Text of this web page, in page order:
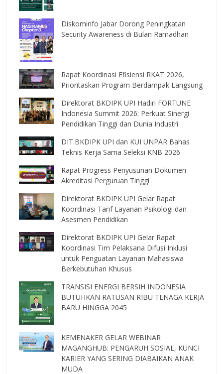
Diskominfo Jabar Dorong Peningkatan
Security Awareness di Bulan Ramadhan
Rapat Koordinasi Efisiensi RKAT 2026,
Prioritaskan Program Berdampak Langsung
Direktorat BKDIPK UPI Hadiri FORTUNE
Indonesia Summit 2026: Perkuat Sinergi
Pendidikan Tinggi dan Dunia Industri
DIT.BKDIPK UPI dan KUI UNPAR Bahas
Teknis Kerja Sama Seleksi KNB 2026
Rapat Progress Penyusunan Dokumen
Akreditasi Perguruan Tinggi
Direktorat BKDIPK UPI Gelar Rapat
Koordinasi Tarif Layanan Psikologi dan
Asesmen Pendidikan
Direktorat BKDIPK UPI Gelar Rapat
Koordinasi Tim Pelaksana Difusi Inklusi
untuk Penguatan Layanan Mahasiswa
Berkebutuhan Khusus
TRANSISI ENERGI BERSIH INDONESIA
BUTUHKAN RATUSAN RIBU TENAGA KERJA
BARU HINGGA 2045
KEMENAKER GELAR WEBINAR
MAGANGHUB: PENGARUH SOSIAL, KUNCI
KARIER YANG SERING DIABAIKAN ANAK
MUDA